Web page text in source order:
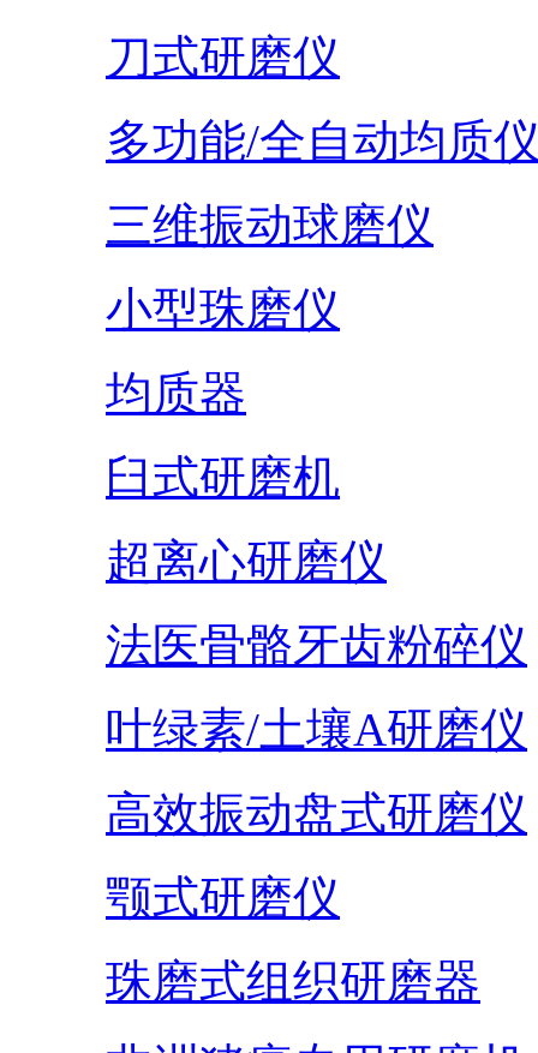
刀式研磨仪
多功能/全自动均质
三维振动球磨仪
小型珠磨仪
均质器
臼式研磨机
超离心研磨仪
法医骨骼牙齿粉碎仪
叶绿素/土壤A研磨仪
高效振动盘式研磨仪
颚式研磨仪
珠磨式组织研磨器